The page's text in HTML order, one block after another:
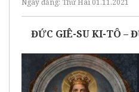
ĐỨC GIÊ-SU KI-TÔ –